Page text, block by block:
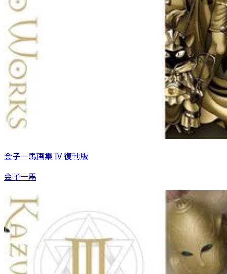
金子一馬画集 IV 復刊版
金子一馬